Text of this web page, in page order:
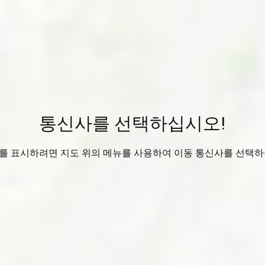
통신사를 선택하십시오!
표시하려면 지도 위의 메뉴를 사용하여 이동 통신사를 선택